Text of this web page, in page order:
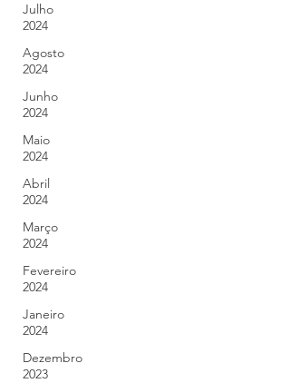
Julho
2024
Agosto
2024
Junho
2024
Maio
2024
Abril
2024
Março
2024
Fevereiro
2024
Janeiro
2024
Dezembro
2023